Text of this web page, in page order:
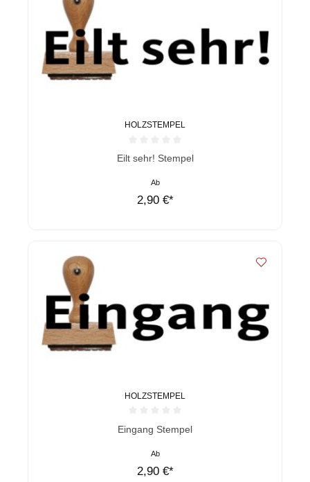
HOLZSTEMPEL
Durchschnittliche Bewertung von 0 von 5 Sternen
Eilt sehr! Stempel
Ab
2,90 €*
HOLZSTEMPEL
Durchschnittliche Bewertung von 0 von 5 Sternen
Eingang Stempel
Ab
2,90 €*